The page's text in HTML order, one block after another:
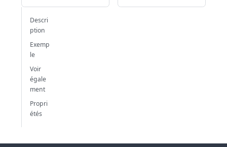
Descri
ption
Exemp
le
Voir
égale
ment
Propri
étés